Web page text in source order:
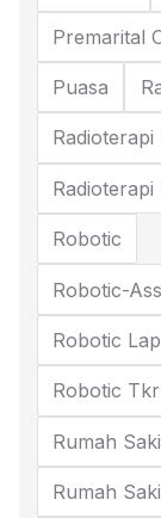
Premarital
Puasa
Robotic
Robotic-
Robotic
Robotic Tkr
Rumah
Rumah